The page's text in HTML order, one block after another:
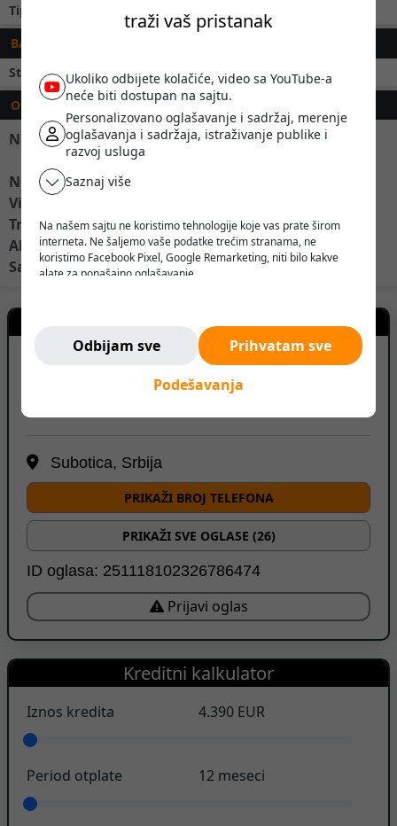
traži vaš pristanak
Ukoliko odbijete kolačiće, video sa YouTube-a
neće biti dostupan na sajtu.
Personalizovano oglašavanje i sadržaj, merenje
oglašavanja i sadržaja, istraživanje publike i
razvoj usluga
Saznaj više
Na našem sajtu ne koristimo tehnologije koje vas prate širom
interneta. Ne šaljemo vaše podatke trećim stranama, ne
koristimo Facebook Pixel, Google Remarketing, niti bilo kakve
alate za ponašajno oglašavanje.
Odbijam sve
Prihvatam sve
Podešavanja
Tip jarbola:
Triplex
BATERIJA
Stanje baterije:
Nova
OPIS
Na prodaju remontovani elektro staker Linde L10
Nosivost: 1000kg
Visina dizanja: 3,5m
Triplex kran
Akumulator nov HAWKER sa 2 godine garancije!
Sa automatskim punjacem
Kontakt prodavca
EUROCOOP DOO
Subotica, Srbija
PRIKAŽI BROJ TELEFONA
PRIKAŽI SVE OGLASE (26)
ID oglasa: 251118102326786474
Prijavi oglas
Kreditni kalkulator
Iznos kredita 4.390 EUR
Period otplate 12 meseci